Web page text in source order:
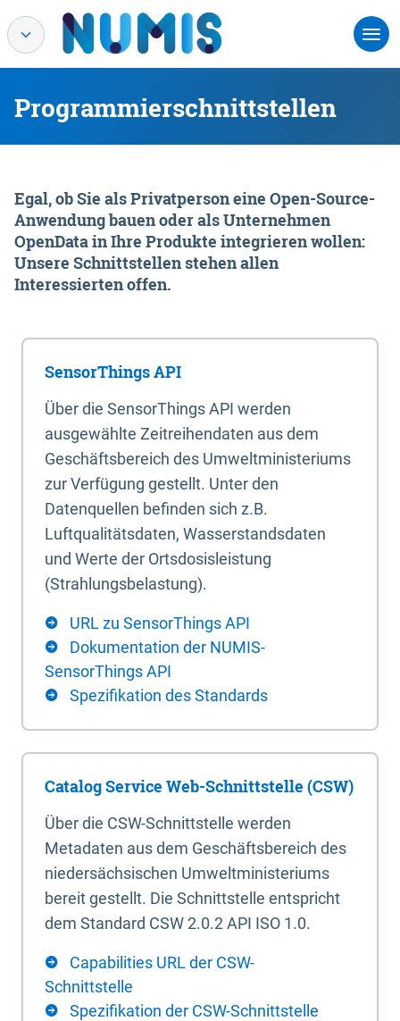
Programmierschnittstellen
Egal, ob Sie als Privatperson eine Open-Source-
Anwendung bauen oder als Unternehmen
OpenData in Ihre Produkte integrieren wollen:
Unsere Schnittstellen stehen allen
Interessierten offen.
SensorThings API
Über die SensorThings API werden
ausgewählte Zeitreihendaten aus dem
Geschäftsbereich des Umweltministeriums
zur Verfügung gestellt. Unter den
Datenquellen befinden sich z.B.
Luftqualitätsdaten, Wasserstandsdaten
und Werte der Ortsdosisleistung
(Strahlungsbelastung).
URL zu SensorThings API
Dokumentation der NUMIS-
SensorThings API
Spezifikation des Standards
Catalog Service Web-Schnittstelle (CSW)
Über die CSW-Schnittstelle werden
Metadaten aus dem Geschäftsbereich des
niedersächsischen Umweltministeriums
bereit gestellt. Die Schnittstelle entspricht
dem Standard CSW 2.0.2 API ISO 1.0.
Capabilities URL der CSW-
Schnittstelle
Spezifikation der CSW-Schnittstelle